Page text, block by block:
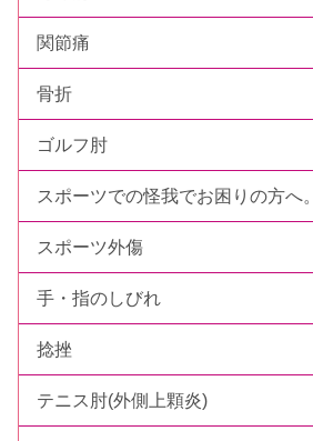
関節痛
骨折
ゴルフ肘
スポーツでの怪我でお困りの方へ。
スポーツ外傷
手・指のしびれ
捻挫
テニス肘(外側上顆炎)